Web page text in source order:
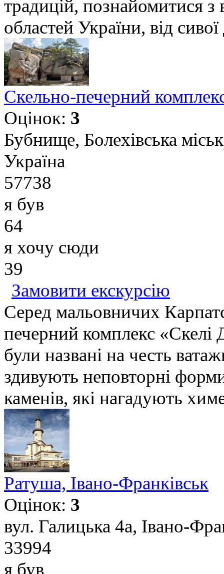
традицій, познайомитися
областей України, від
Скельно-печерний
Оцінок: 3
Бубнище, Болехівська
Україна
57738
я був
64
я хочу сюди
39
Замовити екскурсію
Серед мальовничих
печерний комплекс «Скелі
були названі на честь
здивують неповторні
каменів, які нагадують
Ратуша, Івано-Франківськ
Оцінок: 3
вул. Галицька 4а, Івано-
33994
я був